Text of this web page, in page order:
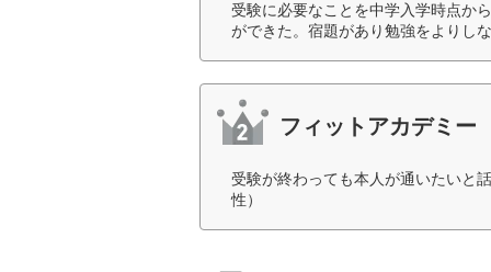
受験に必要なことを中学入学時点か
ができた。宿題があり勉強をよりし
フィットアカデミー
受験が終わっても本人が通いたいと
性）